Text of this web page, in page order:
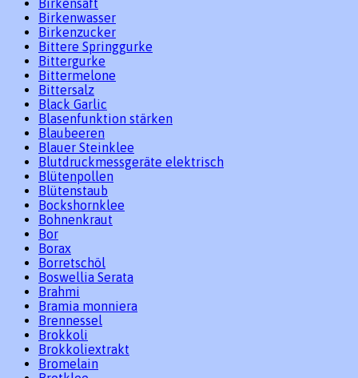
Birkensaft
Birkenwasser
Birkenzucker
Bittere Springgurke
Bittergurke
Bittermelone
Bittersalz
Black Garlic
Blasenfunktion stärken
Blaubeeren
Blauer Steinklee
Blutdruckmessgeräte elektrisch
Blütenpollen
Blütenstaub
Bockshornklee
Bohnenkraut
Bor
Borax
Borretschöl
Boswellia Serata
Brahmi
Bramia monniera
Brennessel
Brokkoli
Brokkoliextrakt
Bromelain